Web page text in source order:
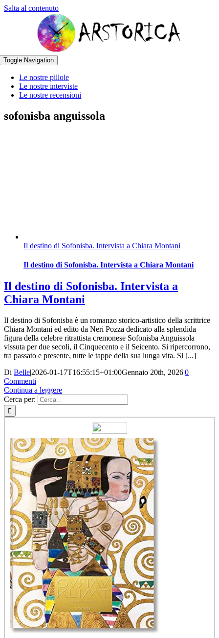
Salta al contenuto
Toggle Navigation
Le nostre pillole
Le nostre interviste
Le nostre recensioni
sofonisba anguissola
Il destino di Sofonisba. Intervista a Chiara Montani
Il destino di Sofonisba. Intervista a Chiara Montani
Il destino di Sofonisba. Intervista a
Chiara Montani
Il destino di Sofonisba è un romanzo storico-artistico della scrittrice
Chiara Montani ed edito da Neri Pozza dedicato alla splendida
figura della celebre ritrattista cremonese Sofonisba Anguissola
vissuta per due secoli, il Cinquecento e il Seicento. Si ripercorrono,
tra passato e presente, tutte le tappe della sua lunga vita. Si [...]
Di Belle|2026-01-17T16:55:15+01:00Gennaio 20th, 2026|0
Commenti
Continua a leggere
Cerca per: